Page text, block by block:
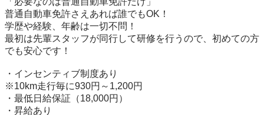
普通自動車免許さえあれば誰でもOK！
学歴や経験、年齢は一切不問！
最初は先輩スタッフが同行して研修を行うので、初めての方
でも安心です！
・インセンティブ制度あり
※10km走行毎に930円～1,200円
・最低日給保証（18,000円）
・昇給あり